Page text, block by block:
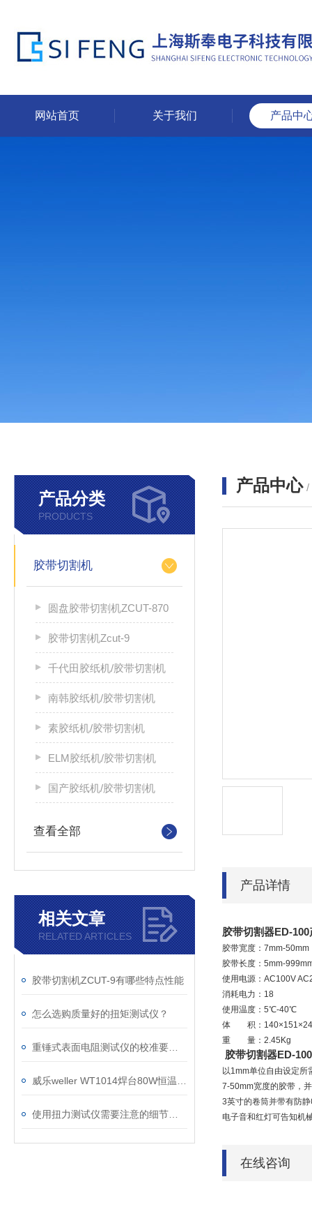
网站首页 关于我们 产品中
产品分类
PRODUCTS
胶带切割机
圆盘胶带切割机ZCUT-870
胶带切割机Zcut-9
千代田胶纸机/胶带切割机
南韩胶纸机/胶带切割机
素胶纸机/胶带切割机
ELM胶纸机/胶带切割机
国产胶纸机/胶带切割机
查看全部
相关文章
RELATED ARTICLES
胶带切割机ZCUT-9有哪些特点性能
怎么选购质量好的扭矩测试仪？
产品中心 /
产品详情
胶带切割器ED-
胶带宽度：7mm-50mm
胶带长度：5mm-
使用电源：AC100V
消耗电力：18
使用温度：5℃-40℃
体 积：
重 量：2.45Kg
胶带切割器ED-
以1mm单位自由设定所
7-50mm宽度的胶带，
3英寸的卷筒并带有防
电子音和红灯可告知机
在线咨询